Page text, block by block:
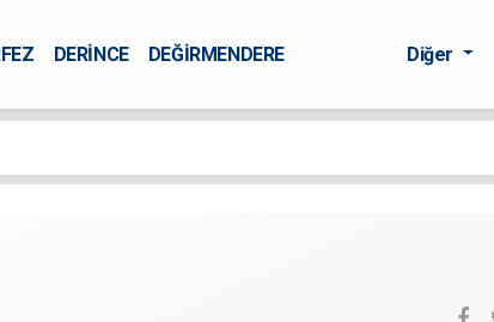
DERİNCE
DEĞİRMENDERE
Diğer